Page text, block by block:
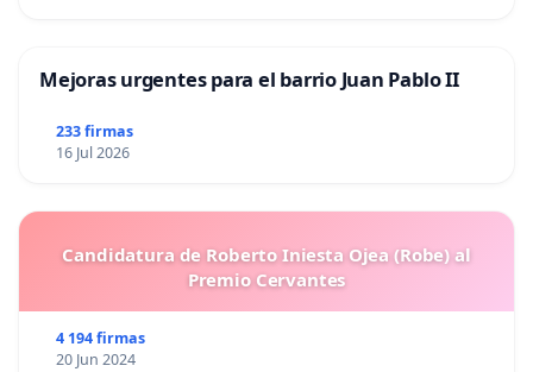
Mejoras urgentes para el barrio Juan Pablo II
233 firmas
16 Jul 2026
Candidatura de Roberto Iniesta Ojea (Robe) al
Premio Cervantes
4 194 firmas
20 Jun 2024